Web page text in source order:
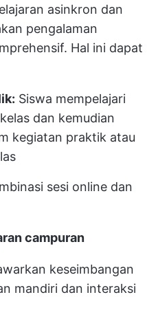
asinkron dan
pengalaman
Hal ini dapat
Siswa mempelajari
dan kemudian
kegiatan praktik atau
sesi online dan
campuran
keseimbangan
mandiri dan interaksi